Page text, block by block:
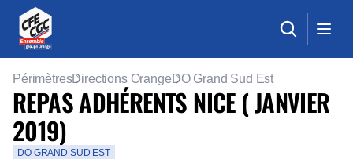
PérimètresDirections Orange DO Grand Sud Est
REPAS ADHÉRENTS NICE ( JANVIER
2019)
DO GRAND SUD EST